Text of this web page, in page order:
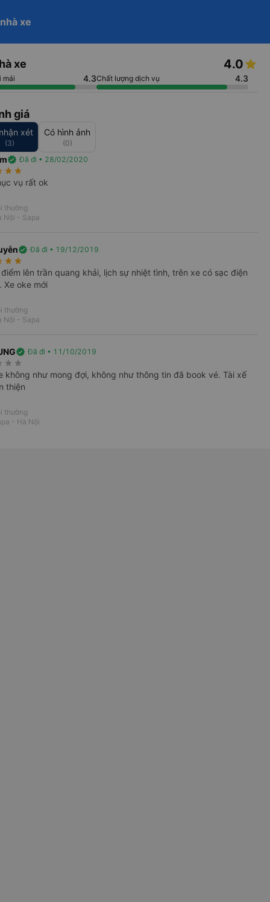
Trở thành đối tác
ngày về
tuyến đường Hà Nội đi Sapa và ghế ngồi
đầy đủ các tiện ích, nhà xe Indochina
trải nghiệm tuyệt vời và an tâm nhất. Thời
rất nhiều phản hồi tích cực từ những quý
và các vấn đề cần lưu ý:
sẽ tùy thuộc vào thời điểm khách hàng
sẽ nhiều hơn, nên để có được vị trí
xe
xe 4.0
mái 4.3Chất lượng dịch vụ 4.3
giá
xét
(3)
Có hình ảnh
(0)
verified Đã đi • 28/02/2020
star_rate star_rate
vụ rất ok
thường
Nội - Sapa
verified Đã đi • 19/12/2019
star_rate star_rate
lên trần quang khải, lịch sự nhiệt tình, trên xe có sạc điện
Xe oke mới
thường
Nội - Sapa
verified Đã đi • 11/10/2019
star_rate star_rate
không như mong đợi, không như thông tin đã book vé. Tài xế
thiện
thường
- Hà Nội